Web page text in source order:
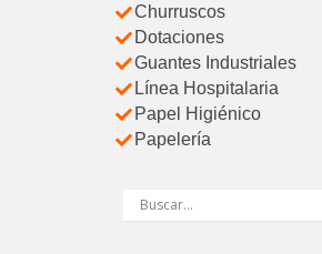
Churruscos
Dotaciones
Guantes Industriales
Línea Hospitalaria
Papel Higiénico
Papelería